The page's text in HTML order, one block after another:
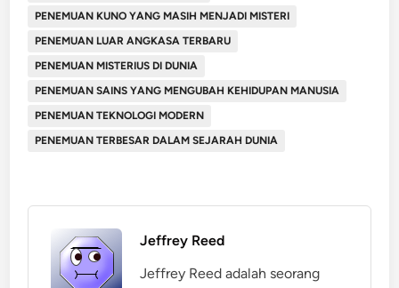
PENEMUAN KUNO YANG MASIH MENJADI MISTERI
PENEMUAN LUAR ANGKASA TERBARU
PENEMUAN MISTERIUS DI DUNIA
PENEMUAN SAINS YANG MENGUBAH KEHIDUPAN MANUSIA
PENEMUAN TEKNOLOGI MODERN
PENEMUAN TERBESAR DALAM SEJARAH DUNIA
Jeffrey Reed
Jeffrey Reed adalah seorang